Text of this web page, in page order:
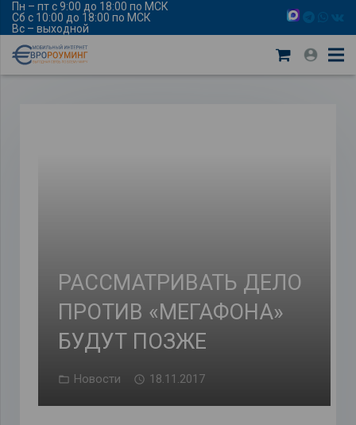
Пн – пт с 9:00 до 18:00 по МСК
Сб с 10:00 до 18:00 по МСК
Вс – выходной
РАССМАТРИВАТЬ ДЕЛО
ПРОТИВ «МЕГАФОНА»
БУДУТ ПОЗЖЕ
Новости 18.11.2017